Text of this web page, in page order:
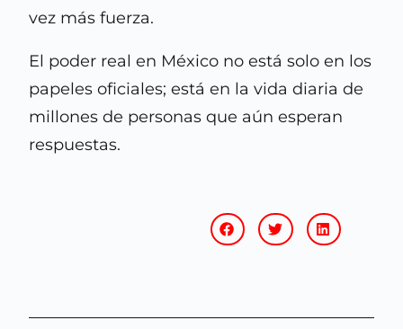
vez más fuerza.
El poder real en México no está solo en los
papeles oficiales; está en la vida diaria de
millones de personas que aún esperan
respuestas.